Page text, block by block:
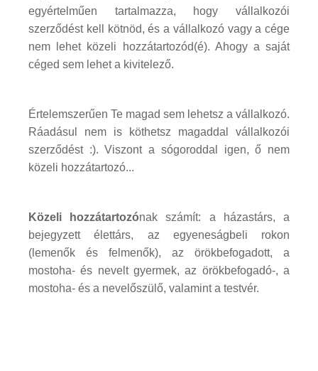
egyértelműen tartalmazza, hogy vállalkozói
szerződést kell kötnöd, és a vállalkozó vagy a cége
nem lehet közeli hozzátartozód(é). Ahogy a saját
céged sem lehet a kivitelező.
Értelemszerűen Te magad sem lehetsz a vállalkozó.
Ráadásul nem is köthetsz magaddal vállalkozói
szerződést :). Viszont a sógoroddal igen, ő nem
közeli hozzátartozó...
Közeli hozzátartozónak számít: a házastárs, a
bejegyzett élettárs, az egyeneságbeli rokon
(lemenők és felmenők), az örökbefogadott, a
mostoha- és nevelt gyermek, az örökbefogadó-, a
mostoha- és a nevelőszülő, valamint a testvér.